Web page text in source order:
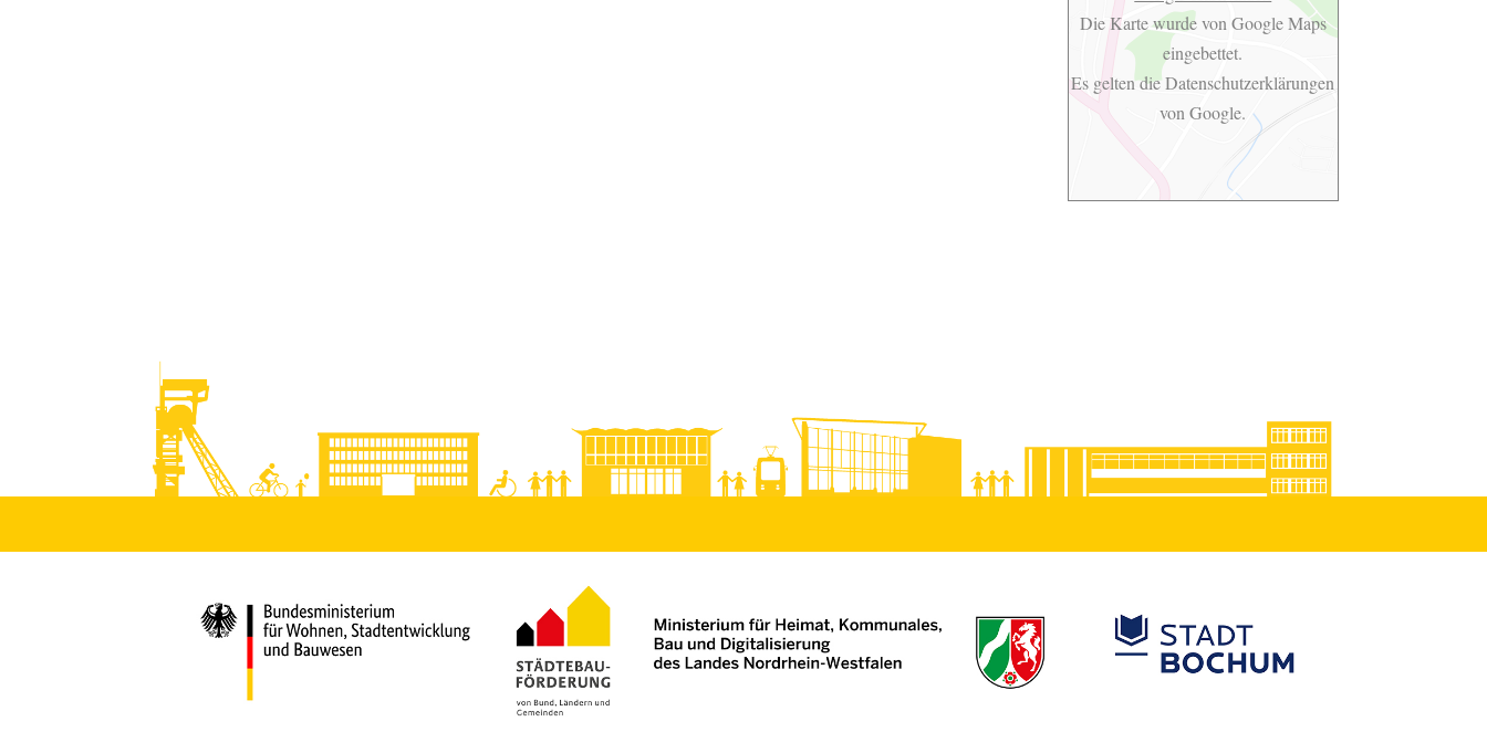
Die Karte wurde von Google Maps
eingebettet.
Es gelten dieDatenschutzerklärungen
von Google.